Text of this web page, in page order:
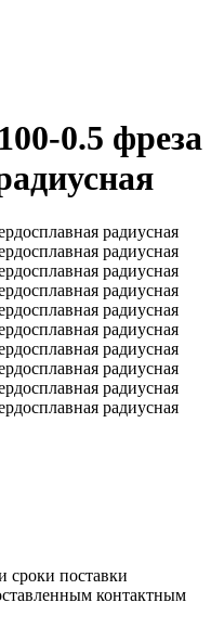
0.5 фреза
сроки поставки
контактным